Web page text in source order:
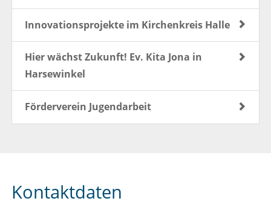
Innovationsprojekte im Kirchenkreis Halle
Hier wächst Zukunft! Ev. Kita Jona in
Harsewinkel
Förderverein Jugendarbeit
Kontaktdaten